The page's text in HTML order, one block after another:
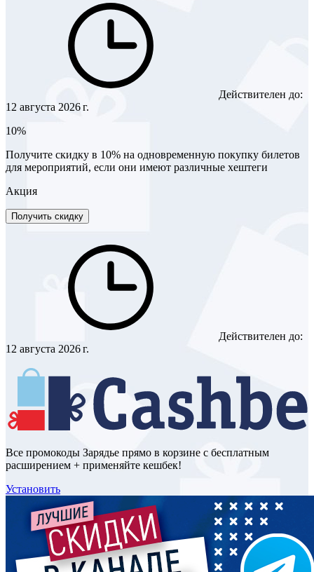
Действителен до:
12 августа 2026 г.
10%
Получите скидку в 10% на одновременную покупку билетов
для мероприятий, если они имеют различные хештеги
Акция
Получить скидку
Действителен до:
12 августа 2026 г.
Все промокоды Зарядье прямо в корзине с бесплатным
расширением + применяйте кешбек!
Установить